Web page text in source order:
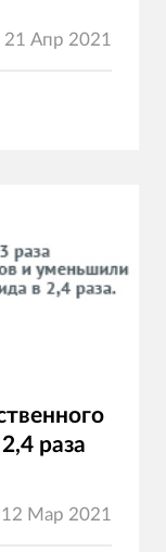
21 Апр 2021
раза
12 Мар 2021